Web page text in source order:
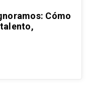
Cómo